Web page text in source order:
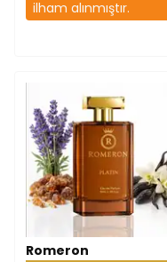
ilham alınmıştır.
Romeron